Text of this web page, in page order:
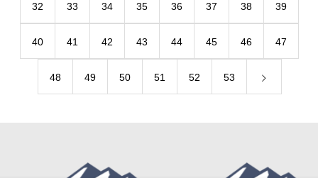
32 33 34 35 36 37 38 39
40 41 42 43 44 45 46 47
48 49 50 51 52 53